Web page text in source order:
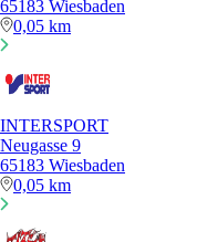
65183 Wiesbaden
0,05 km
INTERSPORT
Neugasse 9
65183 Wiesbaden
0,05 km